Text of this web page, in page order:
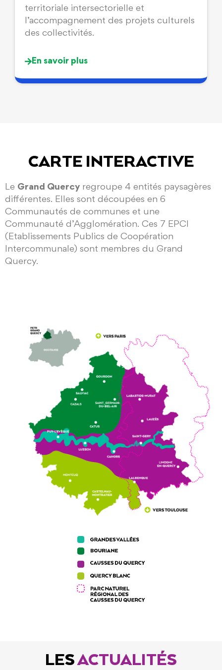
territoriale intersectorielle et
l’accompagnement des projets culturels
des collectivités.
En savoir plus
CARTE INTERACTIVE
Le Grand Quercy regroupe 4 entités paysagères
différentes. Elles sont découpées en 6
Communautés de communes et une
Communauté d’Agglomération. Ces 7 EPCI
(Etablissements Publics de Coopération
Intercommunale) sont membres du Grand
Quercy.
LESACTUALITÉS